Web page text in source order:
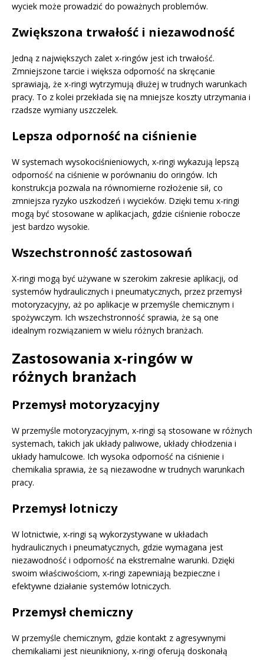
wyciek może prowadzić do poważnych problemów.
Zwiększona trwałość i niezawodność
Jedną z największych zalet x-ringów jest ich trwałość.
Zmniejszone tarcie i większa odporność na skręcanie
sprawiają, że x-ringi wytrzymują dłużej w trudnych warunkach
pracy. To z kolei przekłada się na mniejsze koszty utrzymania i
rzadsze wymiany uszczelek.
Lepsza odporność na ciśnienie
W systemach wysokociśnieniowych, x-ringi wykazują lepszą
odporność na ciśnienie w porównaniu do oringów. Ich
konstrukcja pozwala na równomierne rozłożenie sił, co
zmniejsza ryzyko uszkodzeń i wycieków. Dzięki temu x-ringi
mogą być stosowane w aplikacjach, gdzie ciśnienie robocze
jest bardzo wysokie.
Wszechstronność zastosowań
X-ringi mogą być używane w szerokim zakresie aplikacji, od
systemów hydraulicznych i pneumatycznych, przez przemysł
motoryzacyjny, aż po aplikacje w przemyśle chemicznym i
spożywczym. Ich wszechstronność sprawia, że są one
idealnym rozwiązaniem w wielu różnych branżach.
Zastosowania x-ringów w
różnych branżach
Przemysł motoryzacyjny
W przemyśle motoryzacyjnym, x-ringi są stosowane w różnych
systemach, takich jak układy paliwowe, układy chłodzenia i
układy hamulcowe. Ich wysoka odporność na ciśnienie i
chemikalia sprawia, że są niezawodne w trudnych warunkach
pracy.
Przemysł lotniczy
W lotnictwie, x-ringi są wykorzystywane w układach
hydraulicznych i pneumatycznych, gdzie wymagana jest
niezawodność i odporność na ekstremalne warunki. Dzięki
swoim właściwościom, x-ringi zapewniają bezpieczne i
efektywne działanie systemów lotniczych.
Przemysł chemiczny
W przemyśle chemicznym, gdzie kontakt z agresywnymi
chemikaliami jest nieunikniony, x-ringi oferują doskonałą